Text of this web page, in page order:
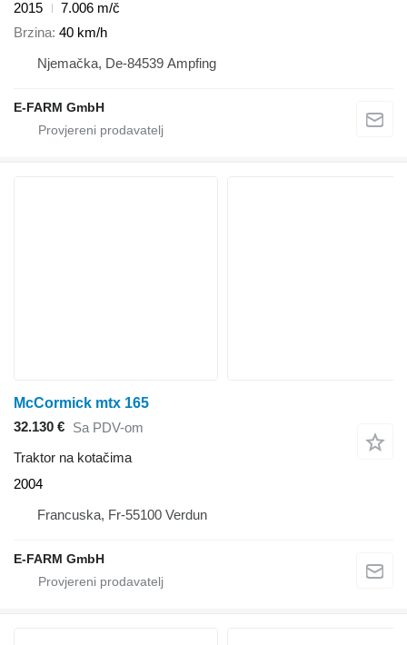
2015
7.006 m/č
Brzina 40 km/h
Njemačka, De-84539 Ampfing
E-FARM GmbH
McCormick mtx 165
32.130 € Sa PDV-om
Traktor na kotačima
2004
Francuska, Fr-55100 Verdun
E-FARM GmbH